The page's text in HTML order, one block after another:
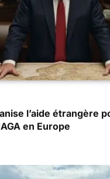
l’aide étrangère
en Europe